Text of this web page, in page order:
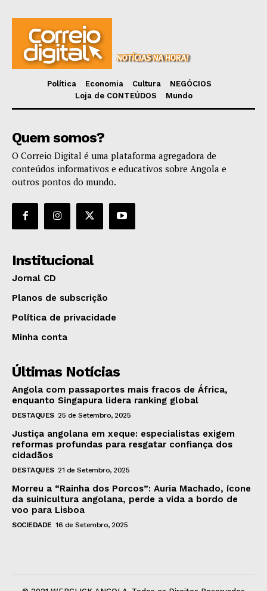
Política Economia Cultura
NEGÓCIOS
Loja de CONTEÚDOS
Mundo
Quem somos?
O Correio Digital é uma plataforma agregadora de
conteúdos informativos e educativos sobre Angola e
outros pontos do mundo.
Institucional
Jornal CD
Planos de subscrição
Política de privacidade
Minha conta
Últimas Notícias
Angola com passaportes mais fracos de África,
enquanto Singapura lidera ranking global
DESTAQUES 25 de Setembro, 2025
Justiça angolana em xeque: especialistas exigem
reformas profundas para resgatar confiança dos
cidadãos
DESTAQUES 21 de Setembro, 2025
Morreu a “Rainha dos Porcos”: Auria Machado, ícone
da suinicultura angolana, perde a vida a bordo de
voo para Lisboa
SOCIEDADE 16 de Setembro, 2025